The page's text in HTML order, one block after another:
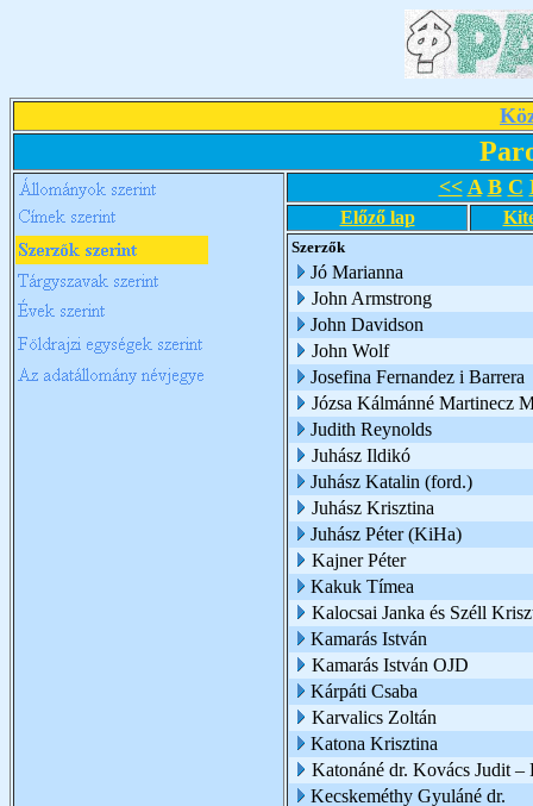
<< A B C
Előző lap
Szerzők
Jó Marianna
John Armstrong
John Davidson
John Wolf
Josefina Fernandez i Barrera
Józsa Kálmánné Martinecz
Judith Reynolds
Juhász Ildikó
Juhász Katalin (ford.)
Juhász Krisztina
Juhász Péter (KiHa)
Kajner Péter
Kakuk Tímea
Kalocsai Janka és Széll
Kamarás István
Kamarás István OJD
Kárpáti Csaba
Karvalics Zoltán
Katona Krisztina
Katonáné dr. Kovács Judit
Kecskeméthy Gyuláné dr.